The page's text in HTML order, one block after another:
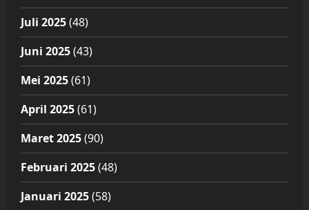
Juli 2025(48)
Juni 2025(43)
Mei 2025(61)
April 2025(61)
Maret 2025(90)
Februari 2025(48)
Januari 2025(58)